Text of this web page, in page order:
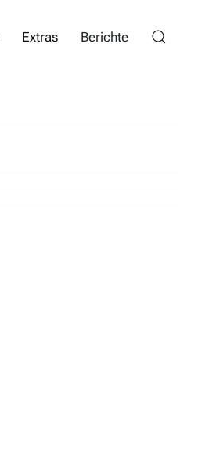
Extras Berichte